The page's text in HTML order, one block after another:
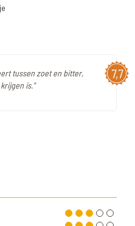
7,7
tussen zoet en bitter,
is."